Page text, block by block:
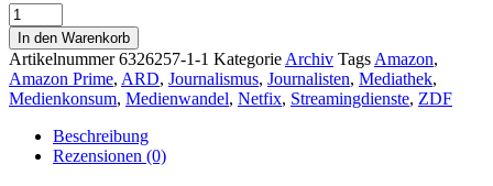
Heft
2-
2021
|
WETTSTREIT
DER
STREAMINGDIENSTE
Menge
In den Warenkorb
Artikelnummer 6326257-1-1 Kategorie Archiv Tags Amazon,
Amazon Prime, ARD, Journalismus, Journalisten, Mediathek,
Medienkonsum, Medienwandel, Netfix, Streamingdienste, ZDF
Beschreibung
Rezensionen (0)